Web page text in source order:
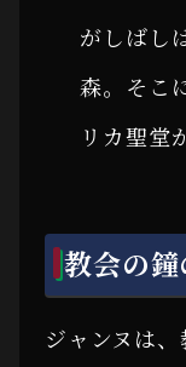
がしばし
森。そこ
リカ聖堂
教会の
ジャンヌは